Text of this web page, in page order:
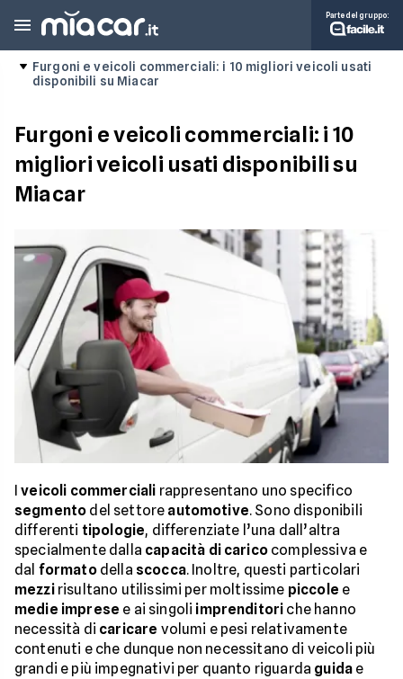
Parte del gruppo:
Furgoni e veicoli commerciali: i 10 migliori veicoli usati
disponibili su Miacar
Furgoni e veicoli commerciali: i 10
migliori veicoli usati disponibili su
Miacar
Iveicoli commerciali rappresentano uno specifico
segmento del settore automotive. Sono disponibili
differenti tipologie, differenziate l’una dall’altra
specialmente dalla capacità di caricocomplessiva e
dal formatodella scocca. Inoltre, questi particolari
mezzirisultano utilissimi per moltissime piccole e
medie imprese e ai singoli imprenditori che hanno
necessità di caricare volumi e pesi relativamente
contenuti e che dunque non necessitano di veicoli più
grandi e più impegnativi per quanto riguarda guida e